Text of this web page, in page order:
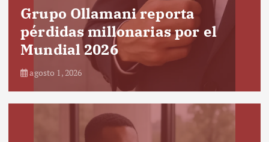
Grupo Ollamani reporta
pérdidas millonarias por el
Mundial 2026
agosto 1, 2026